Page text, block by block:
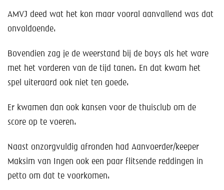
AMVJ deed wat het kon maar vooral aanvallend was dat
onvoldoende.
Bovendien zag je de weerstand bij de boys als het ware
met het vorderen van de tijd tanen. En dat kwam het
spel uiteraard ook niet ten goede.
Er kwamen dan ook kansen voor de thuisclub om de
score op te voeren.
Naast onzorgvuldig afronden had Aanvoerder/keeper
Maksim van Ingen ook een paar flitsende reddingen in
petto om dat te voorkomen.